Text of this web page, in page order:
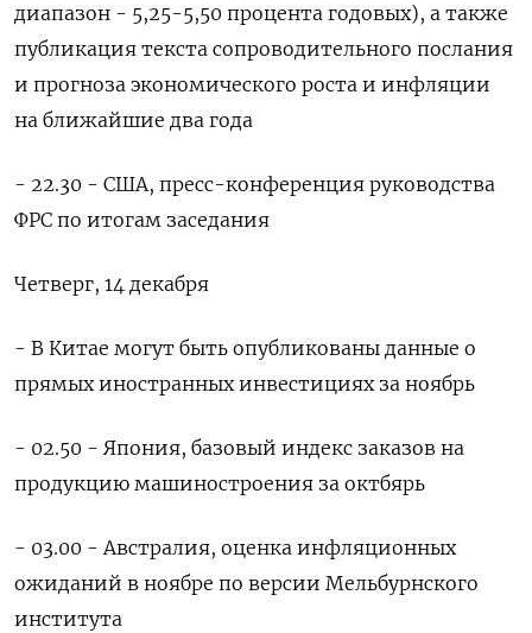
диапазон - 5,25-5,50 процента годовых), а также
публикация текста сопроводительного послания
и прогноза экономического роста и инфляции
на ближайшие два года
- 22.30 - США, пресс-конференция руководства
ФРС по итогам заседания
Четверг, 14 декабря
- В Китае могут быть опубликованы данные о
прямых иностранных инвестициях за ноябрь
- 02.50 - Япония, базовый индекс заказов на
продукцию машиностроения за октбярь
- 03.00 - Австралия, оценка инфляционных
ожиданий в ноябре по версии Мельбурнского
института